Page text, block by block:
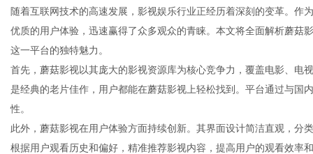
随着互联网技术的高速发展，影视娱乐行业正经历着深刻的变革。作
优质的用户体验，迅速赢得了众多观众的青睐。本文将全面解析蘑菇
这一平台的独特魅力。
首先，蘑菇影视以其庞大的影视资源库为核心竞争力，覆盖电影、电
是经典的老片佳作，用户都能在蘑菇影视上轻松找到。平台通过与国
性。
此外，蘑菇影视在用户体验方面持续创新。其界面设计简洁直观，分
根据用户观看历史和偏好，精准推荐影视内容，提高用户的观看效率